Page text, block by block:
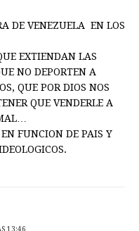
DE VENEZUELA EN LOS
EXTIENDAN LAS
NO DEPORTEN A
QUE POR DIOS NOS
QUE VENDERLE A
FUNCION DE PAIS Y
13:46